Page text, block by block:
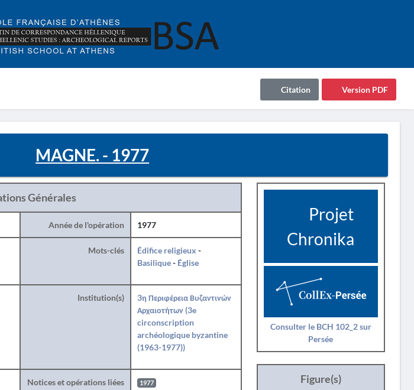
Version PDF
Citation
MAGNE. - 1977
Générales
Année de l'opération 1977
Mots-clés Édifice religieux -
Basilique- Église
Institution(s)
3η Περιφέρεια Βυζαντινών
Αρχαιοτήτων (3e
circonscription
archéologique byzantine
(1963-1977))
Notices et opérations liées 1977
Projet
Chronika
Consulter le BCH 102_2 sur
Persée
Figure(s)